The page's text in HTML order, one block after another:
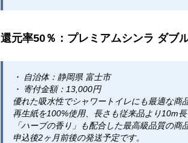
還元率50％：プレミアムシンラ ダブ
・ 自治体：静岡県 富士市
・ 寄付金額：13,000円
優れた吸水性でシャワートイレにも最適な商
再生紙を100%使用、長さも従来品より10m
「ハーブの香り」も配合した最高級品質の商
申込後2ヶ月前後の発送予定です。